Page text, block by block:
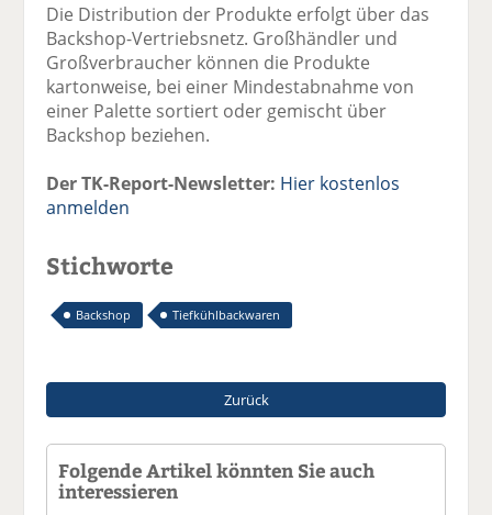
Die Distribution der Produkte erfolgt über das
Backshop-Vertriebsnetz. Großhändler und
Großverbraucher können die Produkte
kartonweise, bei einer Mindestabnahme von
einer Palette sortiert oder gemischt über
Backshop beziehen.
Der TK-Report-Newsletter: Hier kostenlos
anmelden
Stichworte
Backshop Tiefkühlbackwaren
Zurück
Folgende Artikel könnten Sie auch
interessieren